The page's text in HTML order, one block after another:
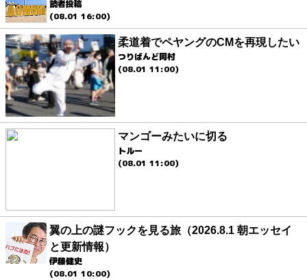
読者投稿
(08.01 16:00)
柔道着でペヤングのCMを再現したい
つりばんど岡村
(08.01 11:00)
マンゴーみたいに切る
トルー
(08.01 11:00)
翼の上の謎フックを見る旅（2026.8.1 朝エッセイ
と更新情報）
伊藤健史
(08.01 10:00)